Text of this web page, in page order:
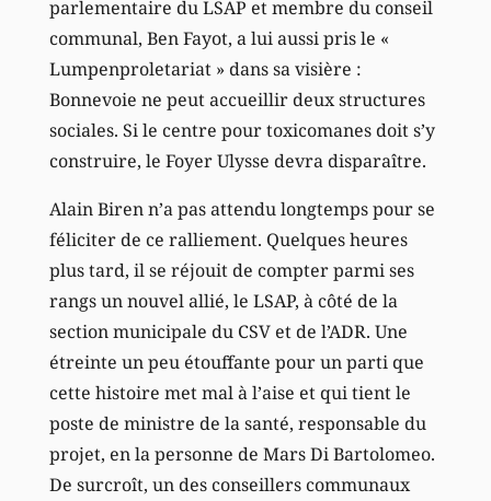
parlementaire du LSAP et membre du conseil
communal, Ben Fayot, a lui aussi pris le «
Lumpenproletariat » dans sa visière :
Bonnevoie ne peut accueillir deux structures
sociales. Si le centre pour toxicomanes doit s’y
construire, le Foyer Ulysse devra disparaître.
Alain Biren n’a pas attendu longtemps pour se
féliciter de ce ralliement. Quelques heures
plus tard, il se réjouit de compter parmi ses
rangs un nouvel allié, le LSAP, à côté de la
section municipale du CSV et de l’ADR. Une
étreinte un peu étouffante pour un parti que
cette histoire met mal à l’aise et qui tient le
poste de ministre de la santé, responsable du
projet, en la personne de Mars Di Bartolomeo.
De surcroît, un des conseillers communaux